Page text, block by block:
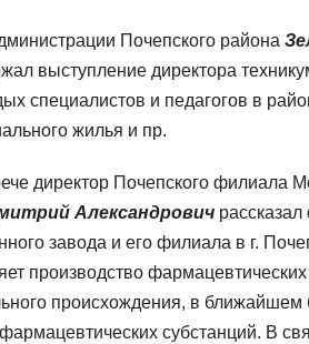
Почепского района
выступление директора
специалистов и педагогов в
жилья и пр.
директор Почепского филиала
Александрович
завода и его филиала в г.
производство
происхождения, в
субстанций. В